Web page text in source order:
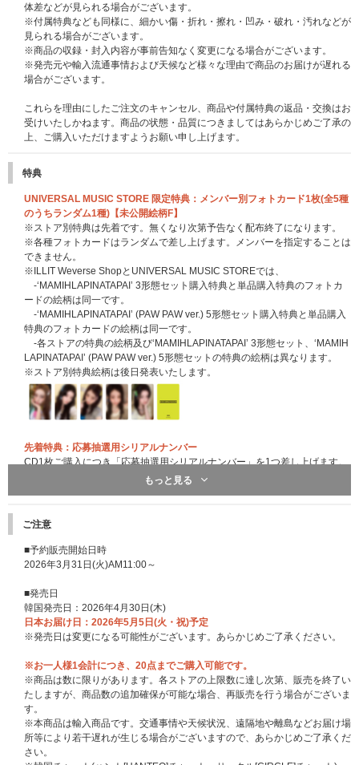
体差などが見られる場合がございます。
※付属特典なども同様に、細かい傷・折れ・擦れ・凹み・破れ・汚れなどが
見られる場合がございます。
※商品の収録・封入内容が事前告知なく変更になる場合がございます。
※発売元や輸入流通事情および天候など様々な理由で商品のお届けが遅れる
場合がございます。
これらを理由にしたご注文のキャンセル、商品や付属特典の返品・交換はお
受けいたしかねます。商品の状態・品質につきましてはあらかじめご了承の
上、ご購入いただけますようお願い申し上げます。
特典
UNIVERSAL MUSIC STORE 限定特典：メンバー別フォトカード1枚(全5種
のうちランダム1種)【未公開絵柄F】
※ストア別特典は先着です。無くなり次第予告なく配布終了になります。
※各種フォトカードはランダムで差し上げます。メンバーを指定することは
できません。
※ILLIT Weverse ShopとUNIVERSAL MUSIC STOREでは、
-‘MAMIHLAPINATAPAI’ 3形態セット購入特典と単品購入特典のフォトカ
ードの絵柄は同一です。
-‘MAMIHLAPINATAPAI’ (PAW PAW ver.) 5形態セット購入特典と単品購入
特典のフォトカードの絵柄は同一です。
-各ストアの特典の絵柄及び‘MAMIHLAPINATAPAI’ 3形態セット、‘MAMIH
LAPINATAPAI’ (PAW PAW ver.) 5形態セットの特典の絵柄は異なります。
※ストア別特典絵柄は後日発表いたします。
先着特典：応募抽選用シリアルナンバー
CD1枚ご購入につき「応募抽選用シリアルナンバー」を1つ差し上げます。
※特典は先着です。無くなり次第予告なく配布終了になります。
※UNIVERSAL MUSIC STOREでご購入の方は、商品と同梱して「応募抽選
※応募抽選の賞品内容、応募詳細につきましては後日発表いたします。
⇒シリアルナンバー特典詳細決定（2026/4/10更新）
もっと見る
ご注意
■予約販売開始日時
2026年3月31日(火)AM11:00～
■発売日
韓国発売日：2026年4月30日(木)
日本お届け日：2026年5月5日(火・祝)予定
※発売日は変更になる可能性がございます。あらかじめご了承ください。
※お一人様1会計につき、20点までご購入可能です。
※商品は数に限りがあります。各ストアの上限数に達し次第、販売を終了い
たしますが、商品数の追加確保が可能な場合、再販売を行う場合がございま
す。
※本商品は輸入商品です。交通事情や天候状況、遠隔地や離島などお届け場
所等により若干遅れが生じる場合がございますので、あらかじめご了承くだ
さい。